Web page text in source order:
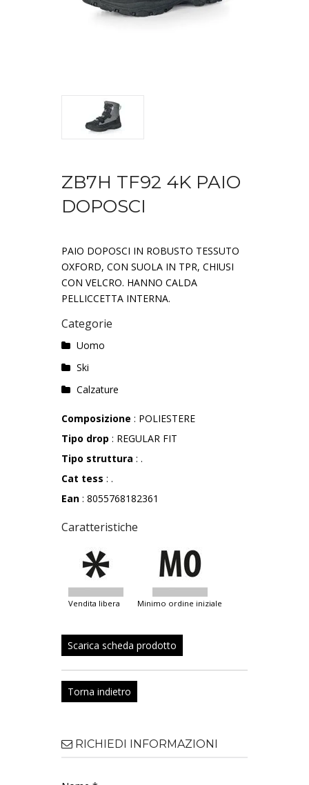
ZB7H TF92 4K PAIO
DOPOSCI
PAIO DOPOSCI IN ROBUSTO TESSUTO
OXFORD, CON SUOLA IN TPR, CHIUSI
CON VELCRO. HANNO CALDA
PELLICCETTA INTERNA.
Categorie
Uomo
Ski
Calzature
Composizione : POLIESTERE
Tipo drop : REGULAR FIT
Tipo struttura : .
Cat tess : .
Ean : 8055768182361
Caratteristiche
vendita libera minimo ordine iniziale
Scarica scheda prodotto
Torna indietro
RICHIEDI INFORMAZIONI